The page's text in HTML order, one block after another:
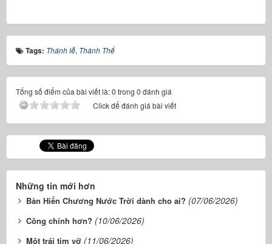
Tags: Thánh lễ, Thánh Thể
Tổng số điểm của bài viết là: 0 trong 0 đánh giá
Click để đánh giá bài viết
Những tin mới hơn
Bản Hiến Chương Nước Trời dành cho ai? (07/06/2026)
Công chính hơn? (10/06/2026)
Một trái tim vỡ (11/06/2026)